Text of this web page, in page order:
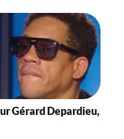
Gérard Depardieu,